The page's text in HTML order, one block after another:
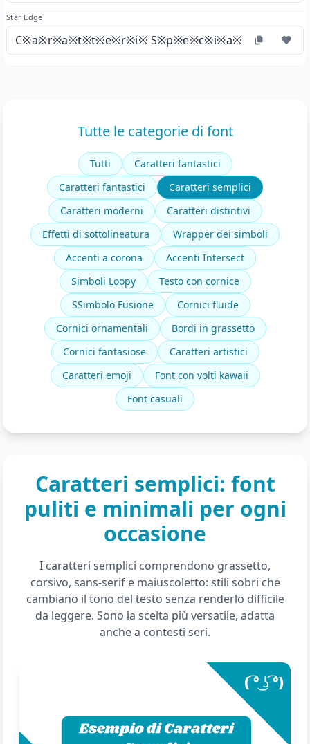
Star Edge
C※a※r※a※t※t※e※r※i※ S※p※e※c※i※a※l※i※
Tutte le categorie di font
Tutti
Caratteri fantastici
Caratteri fantastici
Caratteri semplici
Caratteri moderni
Caratteri distintivi
Effetti di sottolineatura
Wrapper dei simboli
Accenti a corona
Accenti Intersect
Simboli Loopy
Testo con cornice
SSimbolo Fusione
Cornici fluide
Cornici ornamentali
Bordi in grassetto
Cornici fantasiose
Caratteri artistici
Caratteri emoji
Font con volti kawaii
Font casuali
Caratteri semplici: font
puliti e minimali per ogni
occasione
I caratteri semplici comprendono grassetto,
corsivo, sans-serif e maiuscoletto: stili sobri che
cambiano il tono del testo senza renderlo difficile
da leggere. Sono la scelta più versatile, adatta
anche a contesti seri.